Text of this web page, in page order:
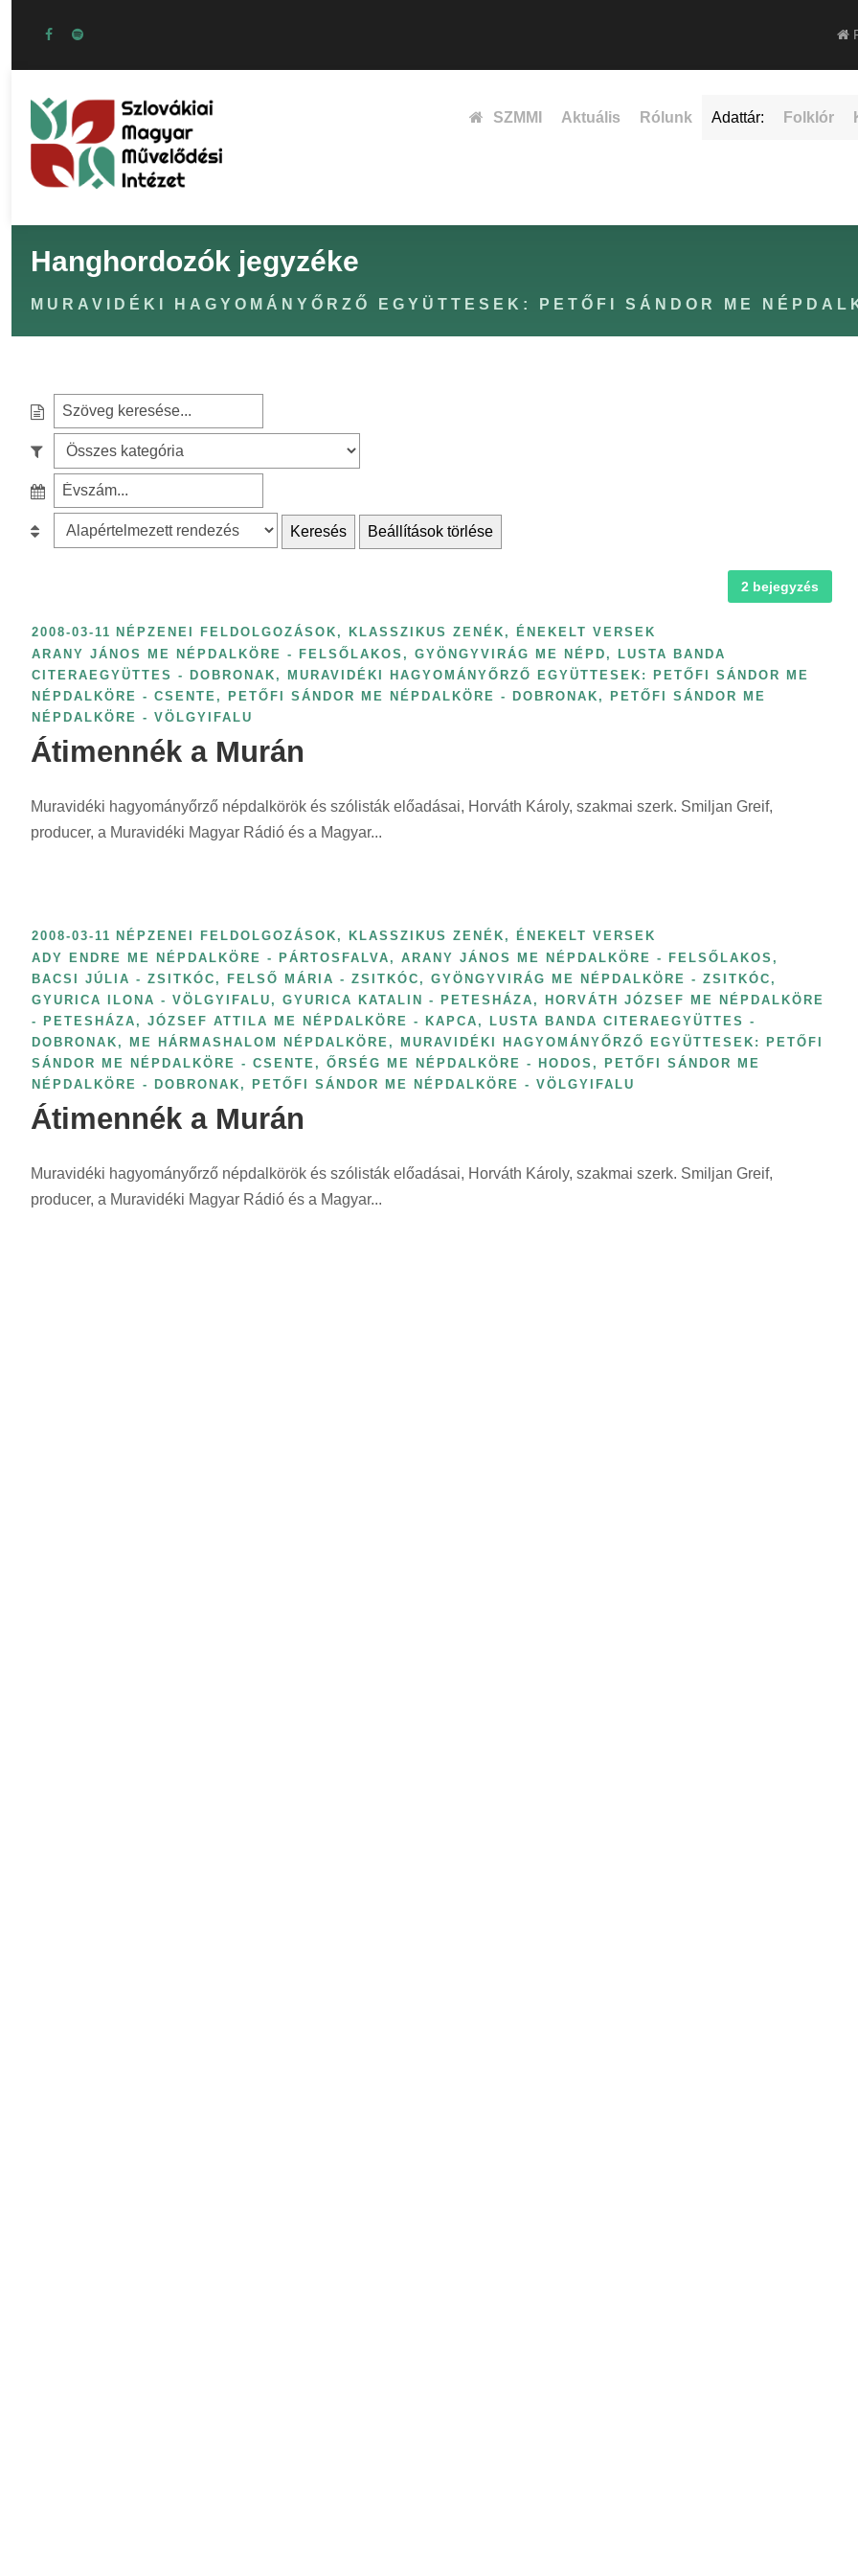
SZMMI Aktuális Rólunk Adattár: Folklór
Hanghordozók jegyzéke
MURAVIDÉKI HAGYOMÁNYŐRZŐ EGYÜTTESEK: PETŐFI SÁNDOR ME
e
c
:
z
é
a
t
e
g
r
a
s
i
n
t
:
z
é
v
s
z
á
t
:
e
r
o
á
:
Keresés Beállítások törlése
2 bejegyzés
2008-03-11 NÉPZENEI FELDOLGOZÁSOK, KLASSZIKUS ZENÉK, ÉNEKELT VERSEK
ARANY JÁNOS ME NÉPDALKÖRE - FELSŐLAKOS , GYÖNGYVIRÁG ME NÉPD ,
LUSTA BANDA
CITERAEGYÜTTES - DOBRONAK ,
MURAVIDÉKI HAGYOMÁNYŐRZŐ EGYÜTTESEK: PETŐFI SÁNDOR ME
NÉPDALKÖRE - CSENTE , PETŐFI SÁNDOR ME NÉPDALKÖRE - DOBRONAK ,
PETŐFI SÁNDOR ME
NÉPDALKÖRE - VÖLGYIFALU
Átimennék a Murán
Muravidéki hagyományőrző népdalkörök és szólisták előadásai, Horváth Károly, szakmai szerk. Smiljan Greif,
producer, a Muravidéki Magyar Rádió és a Magyar...
2008-03-11 NÉPZENEI FELDOLGOZÁSOK, KLASSZIKUS ZENÉK, ÉNEKELT VERSEK
ADY ENDRE ME NÉPDALKÖRE - PÁRTOSFALVA , ARANY JÁNOS ME NÉPDALKÖRE - FELSŐLAKOS ,
BACSI JÚLIA - ZSITKÓC , FELSŐ MÁRIA - ZSITKÓC , GYÖNGYVIRÁG ME NÉPDALKÖRE - ZSITKÓC ,
GYURICA ILONA - VÖLGYIFALU , GYURICA KATALIN - PETESHÁZA ,
HORVÁTH JÓZSEF ME NÉPDALKÖRE
- PETESHÁZA , JÓZSEF ATTILA ME NÉPDALKÖRE - KAPCA ,
LUSTA BANDA CITERAEGYÜTTES -
DOBRONAK , ME HÁRMASHALOM NÉPDALKÖRE ,
MURAVIDÉKI HAGYOMÁNYŐRZŐ EGYÜTTESEK: PETŐFI
SÁNDOR ME NÉPDALKÖRE - CSENTE , ŐRSÉG ME NÉPDALKÖRE - HODOS ,
PETŐFI SÁNDOR ME
NÉPDALKÖRE - DOBRONAK , PETŐFI SÁNDOR ME NÉPDALKÖRE - VÖLGYIFALU
Átimennék a Murán
Muravidéki hagyományőrző népdalkörök és szólisták előadásai, Horváth Károly, szakmai szerk. Smiljan Greif,
producer, a Muravidéki Magyar Rádió és a Magyar...